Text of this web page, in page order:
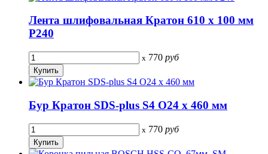
Лента шлифовальная Кратон 610 х 100 мм
P240
x 770 руб
Бур Кратон SDS-plus S4 O24 х 460 мм
x 770 руб